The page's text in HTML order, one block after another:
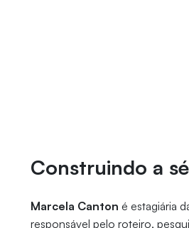
Construindo a
Marcela Canton é estagiária
responsável pelo roteiro,